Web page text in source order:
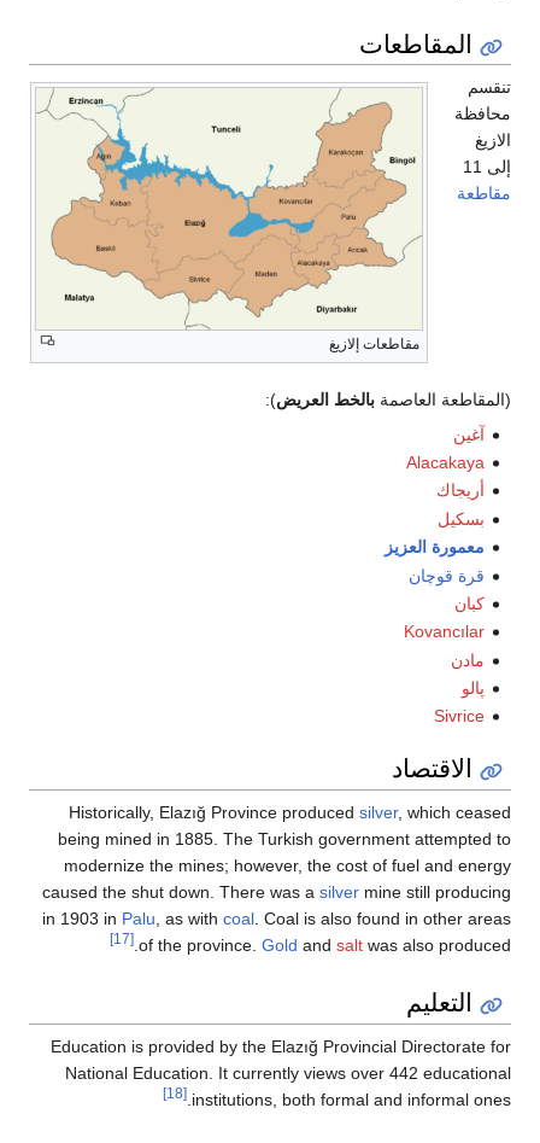
المقاطعات
مقاطعات إلازيغ
تنقسم
محافظة
الازيغ
إلى 11
مقاطعة
(المقاطعة العاصمة بالخط العريض):
آغين
Alacakaya
أريجاك
بسكيل
معمورة العزيز
قرة قوچان
كبان
Kovancılar
مادن
پالو
Sivrice
الاقتصاد
Historically, Elazığ Province produced silver, which ceased
being mined in 1885. The Turkish government attempted to
modernize the mines; however, the cost of fuel and energy
caused the shut down. There was a silver mine still producing
in 1903 in Palu , as with coal . Coal is also found in other areas
of the province. Gold and salt was also produced.
[17]
التعليم
Education is provided by the Elazığ Provincial Directorate for
National Education. It currently views over 442 educational
institutions, both formal and informal ones.
[18]